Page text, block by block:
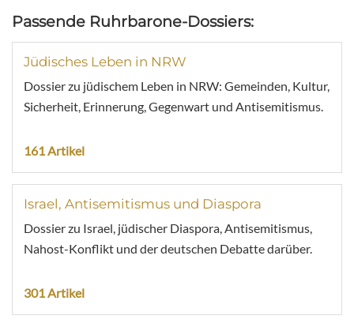
Passende Ruhrbarone-Dossiers:
Jüdisches Leben in NRW
Dossier zu jüdischem Leben in NRW: Gemeinden, Kultur,
Sicherheit, Erinnerung, Gegenwart und Antisemitismus.
161 Artikel
Israel, Antisemitismus und Diaspora
Dossier zu Israel, jüdischer Diaspora, Antisemitismus,
Nahost-Konflikt und der deutschen Debatte darüber.
301 Artikel